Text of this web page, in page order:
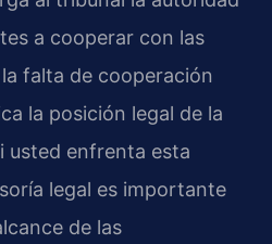
a cooperar con las
falta de cooperación
la posición legal de la
usted enfrenta esta
legal es importante
de las